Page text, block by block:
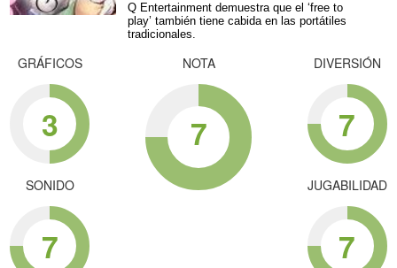
Q Entertainment demuestra que el ‘free to
play’ también tiene cabida en las portátiles
tradicionales.
GRÁFICOS
3
SONIDO
7
NOTA
7
DIVERSIÓN
7
JUGABILIDAD
7